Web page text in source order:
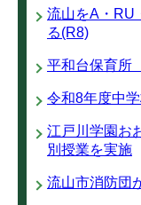
流山をA・
る(R8)
平和台保育
令和8年度中
江戸川学園お
別授業を実施
流山市消防団